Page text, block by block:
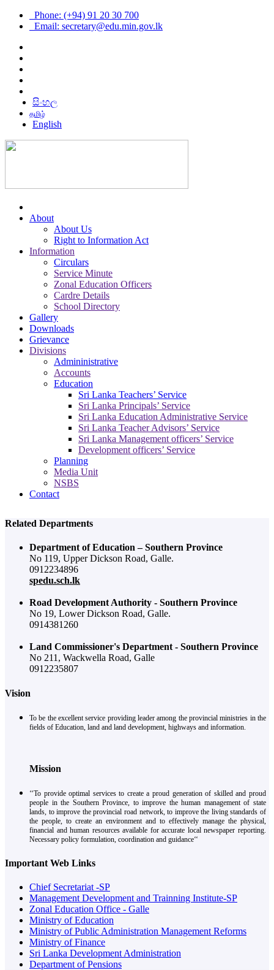
Phone: (+94) 91 20 30 700
Email: secretary@edu.min.gov.lk
සිංහල
தமிழ்
English
About
About Us
Right to Information Act
Information
Circulars
Service Minute
Zonal Education Officers
Cardre Details
School Directory
Gallery
Downloads
Grievance
Divisions
Admininistrative
Accounts
Education
Sri Lanka Teachers’ Service
Sri Lanka Principals’ Service
Sri Lanka Education Administrative Service
Sri Lanka Teacher Advisors’ Service
Sri Lanka Management officers’ Service
Development officers’ Service
Planning
Media Unit
NSBS
Contact
Related Departments
Department of Education – Southern Province
No 119, Upper Dickson Road, Galle.
0912234896
spedu.sch.lk
Road Development Authority - Southern Province
No 19, Lower Dickson Road, Galle.
0914381260
Land Commissioner's Department - Southern Province
No 211, Wackwella Road, Galle
0912235807
Vision
To be the excellent service providing leader among the provincial ministries in the
fields of Education, land and land development, highways and information.
Mission
‘‘To provide optimal services to create a proud generation of skilled and proud
people in the Southern Province, to improve the human management of state
lands, to improve the provincial road network, to improve the living standards of
the people, to create an environment and to effectively manage the physical,
financial and human resources available for accurate local newspaper reporting.
Necessary policy formulation, coordination and guidance‘‘
Important Web Links
Chief Secretariat -SP
Management Development and Trainning Institute-SP
Zonal Education Office - Galle
Ministry of Education
Ministry of Public Administration Management Reforms
Ministry of Finance
Sri Lanka Development Administration
Department of Pensions